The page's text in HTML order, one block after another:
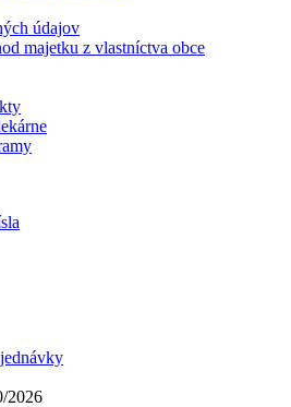
údajov
majetku z vlastníctva obce
2026